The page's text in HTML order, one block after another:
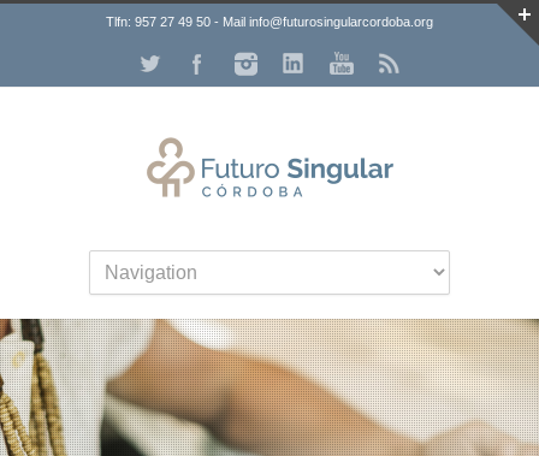
Tlfn: 957 27 49 50 - Mail info@futurosingularcordoba.org